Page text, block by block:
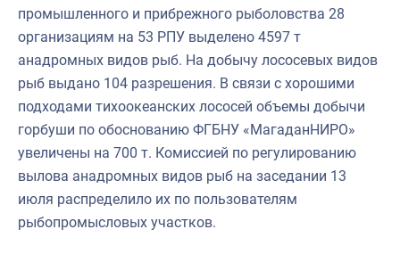
промышленного и прибрежного рыболовства 28
организациям на 53 РПУ выделено 4597 т
анадромных видов рыб. На добычу лососевых видов
рыб выдано 104 разрешения. В связи с хорошими
подходами тихоокеанских лососей объемы добычи
горбуши по обоснованию ФГБНУ «МагаданНИРО»
увеличены на 700 т. Комиссией по регулированию
вылова анадромных видов рыб на заседании 13
июля распределило их по пользователям
рыбопромысловых участков.